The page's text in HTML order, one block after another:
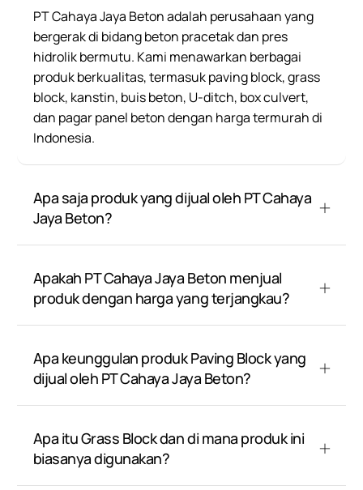
PT Cahaya Jaya Beton adalah perusahaan yang
bergerak di bidang beton pracetak dan pres
hidrolik bermutu. Kami menawarkan berbagai
produk berkualitas, termasuk paving block, grass
block, kanstin, buis beton, U-ditch, box culvert,
dan pagar panel beton dengan harga termurah di
Indonesia.
Apa saja produk yang dijual oleh PT Cahaya
Jaya Beton?
Apakah PT Cahaya Jaya Beton menjual
produk dengan harga yang terjangkau?
Apa keunggulan produk Paving Block yang
dijual oleh PT Cahaya Jaya Beton?
Apa itu Grass Block dan di mana produk ini
biasanya digunakan?